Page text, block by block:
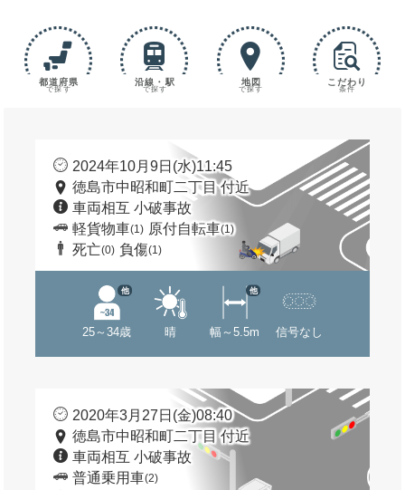
都道府県
で探す
沿線・駅
で探す
地図
で探す
こだわり
条件
2024年10月9日(水)11:45
徳島市中昭和町二丁目 付近
車両相互 小破事故
軽貨物車(1) 原付自転車(1)
死亡(0) 負傷(1)
25～34歳
他
晴 幅～5.5m
他
信号なし
2020年3月27日(金)08:40
徳島市中昭和町二丁目 付近
車両相互 小破事故
普通乗用車(2)